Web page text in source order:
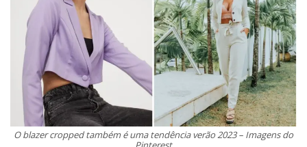
O blazer cropped também é uma tendência verão 2023 – Imagens do